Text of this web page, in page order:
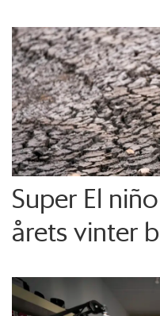
Super El
årets vinter